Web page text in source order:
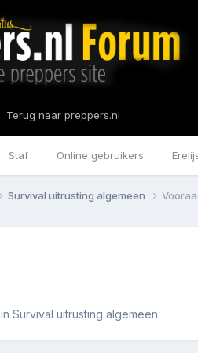
Staf Online gebruikers
Terug naar preppers.nl
Survival uitrusting algemeen
in Survival uitrusting algemeen